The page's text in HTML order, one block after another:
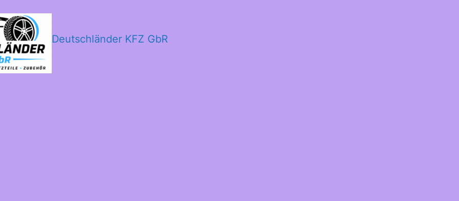
Deutschländer KFZ GbR